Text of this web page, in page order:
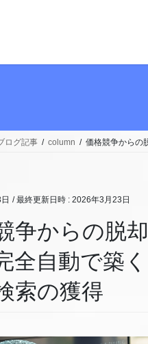
ログ記事 column 価格競争からの
/ 最終更新日時 : 2026年3月23日
争からの脱
全自動で築
索の獲得